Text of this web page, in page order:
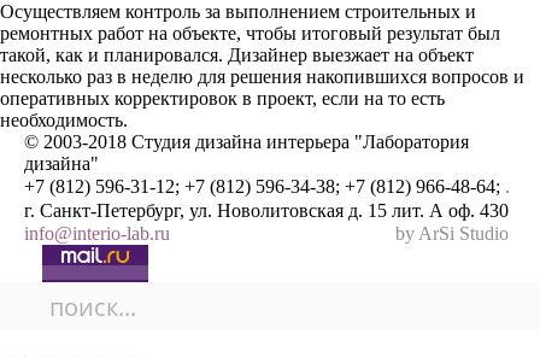
Осуществляем контроль за выполнением строительных и
ремонтных работ на объекте, чтобы итоговый результат был
такой, как и планировался. Дизайнер выезжает на объект
несколько раз в неделю для решения накопившихся вопросов и
оперативных корректировок в проект, если на то есть
необходимость.
© 2003-2018 Студия дизайна интерьера "Лаборатория
дизайна"
+7 (812) 596-31-12; +7 (812) 596-34-38; +7 (812) 966-48-64; .
г. Санкт-Петербург, ул. Новолитовская д. 15 лит. А оф. 430
info@interio-lab.ru
by ArSi Studio